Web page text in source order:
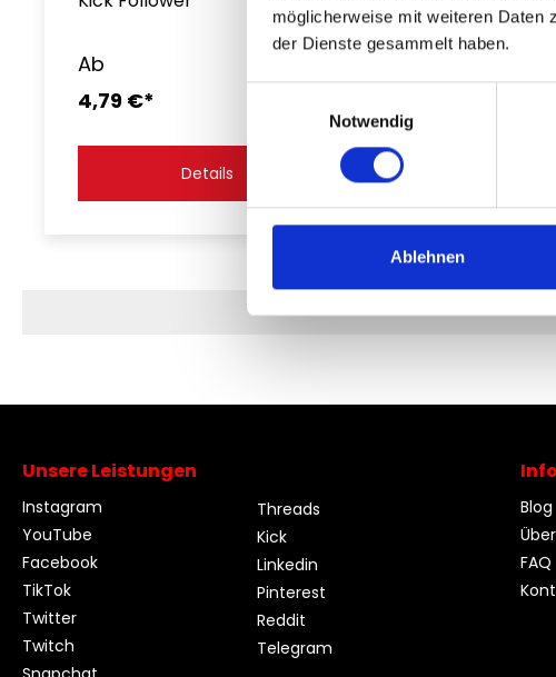
möglicherweise mit weiteren Daten
der Dienste gesammelt haben.
Notwendig
Ablehnen
Ab
4,79 €*
Details
Unsere Leistungen
Instagram
YouTube
Facebook
TikTok
Twitter
Twitch
Threads
Kick
Linkedin
Pinterest
Reddit
Telegram
Blog
FAQ